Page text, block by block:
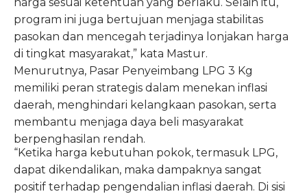
program ini juga bertujuan menjaga stabilitas
pasokan dan mencegah terjadinya lonjakan harga
di tingkat masyarakat,” kata Mastur.
Menurutnya, Pasar Penyeimbang LPG 3 Kg
memiliki peran strategis dalam menekan inflasi
daerah, menghindari kelangkaan pasokan, serta
membantu menjaga daya beli masyarakat
berpenghasilan rendah.
“Ketika harga kebutuhan pokok, termasuk LPG,
dapat dikendalikan, maka dampaknya sangat
positif terhadap pengendalian inflasi daerah. Di sisi